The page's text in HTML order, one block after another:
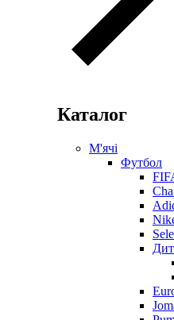
Каталог
М'ячі
Футбол